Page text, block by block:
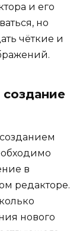
и его
но
чёткие и
в
редакторе.
нового